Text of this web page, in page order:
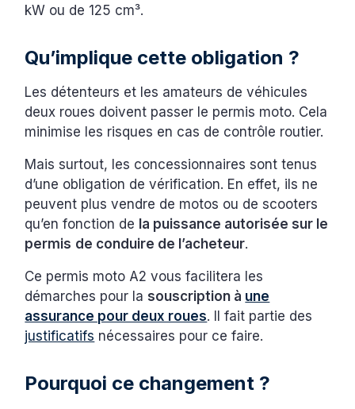
kW ou de 125 cm³.
Qu’implique cette obligation ?
Les détenteurs et les amateurs de véhicules
deux roues doivent passer le permis moto. Cela
minimise les risques en cas de contrôle routier.
Mais surtout, les concessionnaires sont tenus
d’une obligation de vérification. En effet, ils ne
peuvent plus vendre de motos ou de scooters
qu’en fonction de la puissance autorisée sur le
permis de conduire de l’acheteur.
Ce permis moto A2 vous facilitera les
démarches pour lasouscription à une
assurance pour deux roues. Il fait partie des
justificatifs nécessaires pour ce faire.
Pourquoi ce changement ?